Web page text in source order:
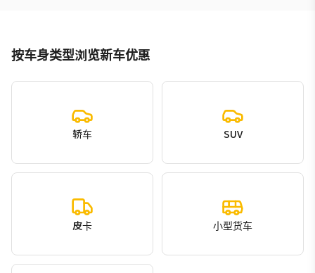
按车身类型浏览新车优惠
轿车 SUV
皮卡 小型货车